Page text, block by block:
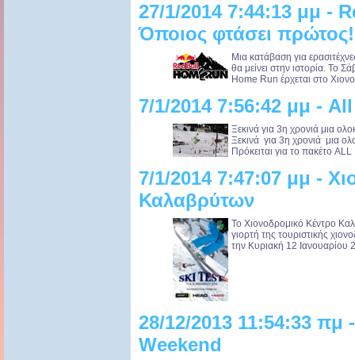
27/1/2014 7:44:13 μμ -
Όποιος φτάσει πρώτος!
Μια κατάβαση για
θα μείνει στην ιστορία. Το
Home Run έρχεται στο
7/1/2014 7:56:42 μμ -
Ξεκινά για 3η χρονιά μια
Ξεκινά για 3η χρονιά μια
Πρόκειται για το πακέτο
7/1/2014 7:47:07 μμ -
Καλαβρύτων
Το Χιονοδρομικό Κέντρο
γιορτή της τουριστικής
την Κυριακή 12 Ιανουαρίου
28/12/2013 11:54:33 πμ
Weekend